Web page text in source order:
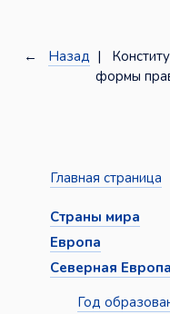
← Назад |
формы
Главная страница
Страны мира
Европа
Северная Европа
Год